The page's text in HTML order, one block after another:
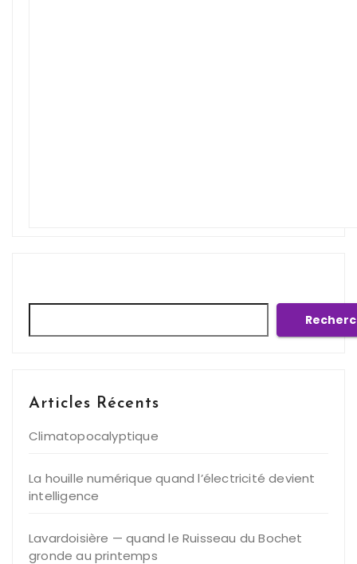
Articles Récents
Climatopocalyptique
La houille numérique quand l’électricité devient
intelligence
Lavardoisière — quand le Ruisseau du Bochet
gronde au printemps